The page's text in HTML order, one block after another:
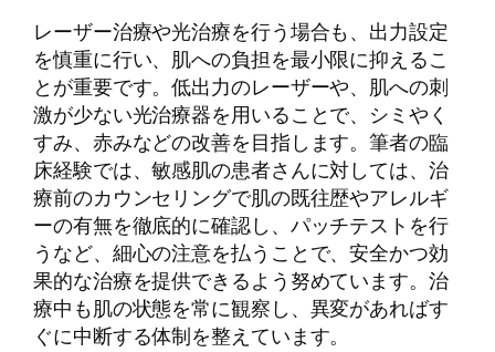
レーザー治療や光治療を行う場合も、出力設定
を慎重に行い、肌への負担を最小限に抑えるこ
とが重要です。低出力のレーザーや、肌への刺
激が少ない光治療器を用いることで、シミやく
すみ、赤みなどの改善を目指します。筆者の臨
床経験では、敏感肌の患者さんに対しては、治
療前のカウンセリングで肌の既往歴やアレルギ
ーの有無を徹底的に確認し、パッチテストを行
うなど、細心の注意を払うことで、安全かつ効
果的な治療を提供できるよう努めています。治
療中も肌の状態を常に観察し、異変があればす
ぐに中断する体制を整えています。